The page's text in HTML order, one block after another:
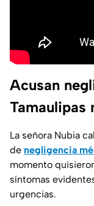
Acusan
Tamaulipas
La señora Nubia
de negligencia
momento
síntomas
urgencias.